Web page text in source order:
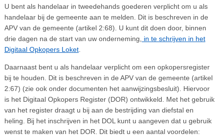
U bent als handelaar in tweedehands goederen verplicht om u als
handelaar bij de gemeente aan te melden. Dit is beschreven in de
APV van de gemeente (artikel 2:68). U kunt dit doen door, binnen
drie dagen na de start van uw onderneming,
in te schrijven in het
Digitaal Opkopers Loket.
Daarnaast bent u als handelaar verplicht om een opkopersregister
bij te houden. Dit is beschreven in de APV van de gemeente (artikel
2:67) (zie ook onder documenten het aanwijzingsbesluit). Hiervoor
is het Digitaal Opkopers Register (DOR) ontwikkeld. Met het gebruik
van het register draagt u bij aan de bestrijding van diefstal en
heling. Bij het inschrijven in het DOL kunt u aangeven dat u gebruik
wenst te maken van het DOR. Dit biedt u een aantal voordelen: